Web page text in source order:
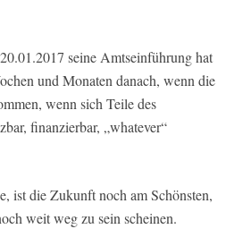
seine Amtseinführung hat
und Monaten danach, wenn die
wenn sich Teile des
finanzierbar, „whatever“
ist die Zukunft noch am Schönsten,
weit weg zu sein scheinen.